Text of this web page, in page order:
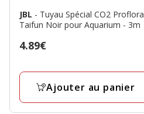
JBL - Tuyau Spécial CO2 Proflora
Taifun Noir pour Aquarium - 3m
Prix
4.89€
Ajouter au panier